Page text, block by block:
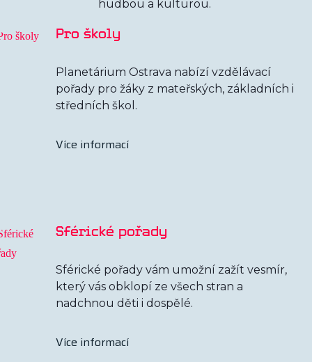
hudbou a kulturou.
Pro školy
Planetárium Ostrava nabízí vzdělávací
pořady pro žáky z mateřských, základních i
středních škol.
Více informací
Sférické pořady
Sférické pořady vám umožní zažít vesmír,
který vás obklopí ze všech stran a
nadchnou děti i dospělé.
Více informací